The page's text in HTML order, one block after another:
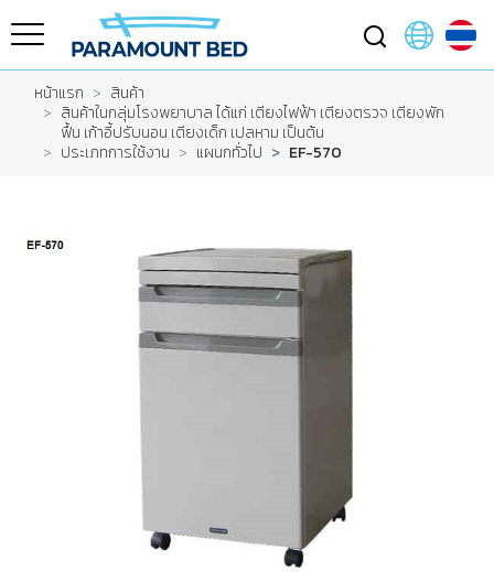
หน้าแรก
สินค้า
สินค้าในกลุ่มโรงพยาบาล ได้แก่ เตียงไฟฟ้า เตียงตรวจ เตียงพัก
ฟื้น เก้าอี้ปรับนอน เตียงเด็ก เปลหาม เป็นต้น
ประเภทการใช้งาน
แผนกทั่วไป EF-570